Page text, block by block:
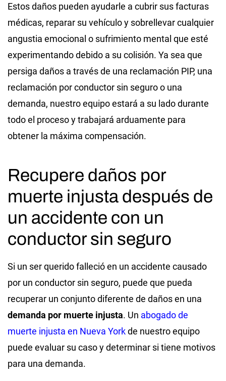
Estos daños pueden ayudarle a cubrir sus facturas
médicas, reparar su vehículo y sobrellevar cualquier
angustia emocional o sufrimiento mental que esté
experimentando debido a su colisión. Ya sea que
persiga daños a través de una reclamación PIP, una
reclamación por conductor sin seguro o una
demanda, nuestro equipo estará a su lado durante
todo el proceso y trabajará arduamente para
obtener la máxima compensación.
Recupere daños por
muerte injusta después de
un accidente con un
conductor sin seguro
Si un ser querido falleció en un accidente causado
por un conductor sin seguro, puede que pueda
recuperar un conjunto diferente de daños en una
demanda por muerte injusta. Un abogado de
muerte injusta en Nueva Yorkde nuestro equipo
puede evaluar su caso y determinar si tiene motivos
para una demanda.